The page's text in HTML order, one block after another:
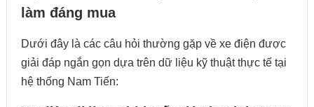
làm đáng mua
Dưới đây là các câu hỏi thường gặp về xe điện được
giải đáp ngắn gọn dựa trên dữ liệu kỹ thuật thực tế tại
hệ thống Nam Tiến: